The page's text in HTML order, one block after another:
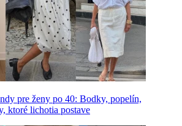
pre ženy po 40: Bodky, popelín,
ktoré lichotia postave